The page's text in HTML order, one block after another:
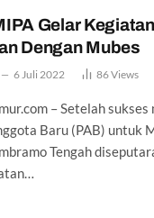
Gelar
Dengan Mubes
6 Juli 2022 86Views
– Setelah sukses
Baru (PAB) untuk
Tengah